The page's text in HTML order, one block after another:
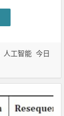
人工智能 今日